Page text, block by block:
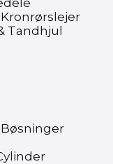
Tandhjul